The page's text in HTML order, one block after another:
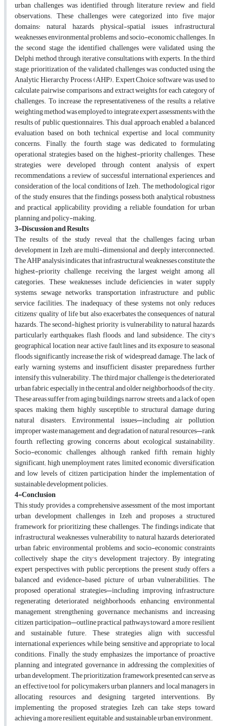
urban challenges was identified through literature review and field
observations. These challenges were categorized into five major
domains: natural hazards, physical-spatial issues, infrastructural
weaknesses, environmental problems, and socio-economic challenges. In
the second stage, the identified challenges were validated using the
Delphi method through iterative consultations with experts. In the third
stage, prioritization of the validated challenges was conducted using the
Analytic Hierarchy Process (AHP). Expert Choice software was used to
calculate pairwise comparisons and extract weights for each category of
challenges. To increase the representativeness of the results, a relative
weighting method was employed to integrate expert assessments with the
results of public questionnaires. This dual approach enabled a balanced
evaluation based on both technical expertise and local community
concerns. Finally, the fourth stage was dedicated to formulating
operational strategies based on the highest-priority challenges. These
strategies were developed through content analysis of expert
recommendations, a review of successful international experiences, and
consideration of the local conditions of Izeh. The methodological rigor
of the study ensures that the findings possess both analytical robustness
and practical applicability, providing a reliable foundation for urban
planning and policy-making.
3-Discussion and Results
The results of the study reveal that the challenges facing urban
development in Izeh are multi-dimensional and deeply interconnected.
The AHP analysis indicates that infrastructural weaknesses constitute the
highest-priority challenge, receiving the largest weight among all
categories. These weaknesses include deficiencies in water supply
systems, sewage networks, transportation infrastructure, and public
service facilities. The inadequacy of these systems not only reduces
citizens' quality of life but also exacerbates the consequences of natural
hazards. The second-highest priority is vulnerability to natural hazards,
particularly earthquakes, flash floods, and land subsidence. The city's
geographical location near active fault lines and its exposure to seasonal
floods significantly increase the risk of widespread damage. The lack of
early warning systems and insufficient disaster preparedness further
intensify this vulnerability. The third major challenge is the deteriorated
urban fabric, especially in the central and older neighborhoods of the city.
These areas suffer from aging buildings, narrow streets, and a lack of open
spaces, making them highly susceptible to structural damage during
natural disasters. Environmental issues—including air pollution,
improper waste management, and degradation of natural resources—rank
fourth, reflecting growing concerns about ecological sustainability.
Socio-economic challenges, although ranked fifth, remain highly
significant; high unemployment rates, limited economic diversification,
and low levels of citizen participation hinder the implementation of
sustainable development policies.
4-Conclusion
This study provides a comprehensive assessment of the most important
urban development challenges in Izeh and proposes a structured
framework for prioritizing these challenges. The findings indicate that
infrastructural weaknesses, vulnerability to natural hazards, deteriorated
urban fabric, environmental problems, and socio-economic constraints
collectively shape the city's development trajectory. By integrating
expert perspectives with public perceptions, the present study offers a
balanced and evidence-based picture of urban vulnerabilities. The
proposed operational strategies—including improving infrastructure,
regenerating deteriorated neighborhoods, enhancing environmental
management, strengthening governance mechanisms, and increasing
citizen participation—outline practical pathways toward a more resilient
and sustainable future. These strategies align with successful
international experiences while being sensitive and appropriate to local
conditions. Finally, the study emphasizes the importance of proactive
planning and integrated governance in addressing the complexities of
urban development. The prioritization framework presented can serve as
an effective tool for policymakers, urban planners, and local managers in
allocating resources and designing targeted interventions. By
implementing the proposed strategies, Izeh can take steps toward
achieving a more resilient, equitable, and sustainable urban environment.